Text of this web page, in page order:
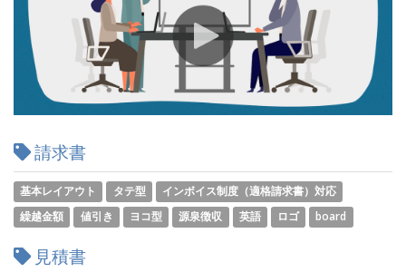
請求書
基本レイアウト タテ型
インボイス制度（適格請求書）対応
繰越金額
値引き ヨコ型 源泉徴収 英語 ロゴ board
見積書